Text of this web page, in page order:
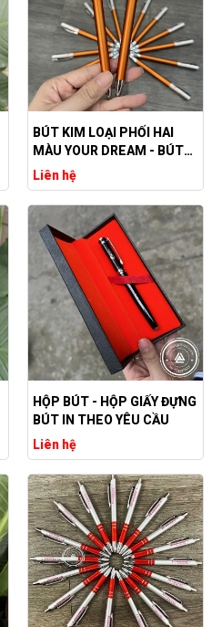
BÚT KIM LOẠI PHỐI HAI
MÀU YOUR DREAM - BÚT
KIM LOẠI GIÁ SỈ
Liên hệ
HỘP BÚT - HỘP GIẤY ĐỰNG
BÚT IN THEO YÊU CẦU
Liên hệ